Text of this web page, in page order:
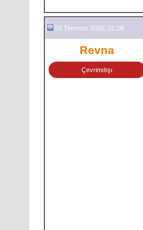
04 Temmuz 2026, 21:28
Revna
Çevrimdışı